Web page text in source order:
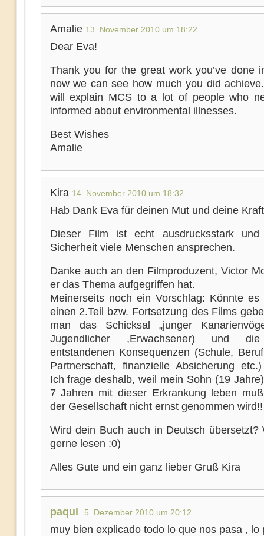
Amalie 13. November 2010 um 18:22
Dear Eva!
Thank you for the great work you’ve done
now we can see how much you did
will explain MCS to a lot of people who
informed about environmental illnesses.
Best Wishes
Amalie
Kira 14. November 2010 um 18:32
Hab Dank Eva für deinen Mut und deine
Dieser Film ist echt ausdrucksstark
Sicherheit viele Menschen ansprechen.
Danke auch an den Filmproduzent, Victor
er das Thema aufgegriffen hat.
Meinerseits noch ein Vorschlag: Könnte es
einen 2.Teil bzw. Fortsetzung des Films
man das Schicksal „junger
Jugendlicher ,Erwachsener) und
entstandenen Konsequenzen (Schule,
Partnerschaft, finanzielle Absicherung
Ich frage deshalb, weil mein Sohn (19
7 Jahren mit dieser Erkrankung leben
der Gesellschaft nicht ernst genommen wird!!
Wird dein Buch auch in Deutsch übersetzt?
gerne lesen :0)
Alles Gute und ein ganz lieber Gruß Kira
paqui 5. Dezember 2010 um 20:12
muy bien explicado todo lo que nos pasa , lo